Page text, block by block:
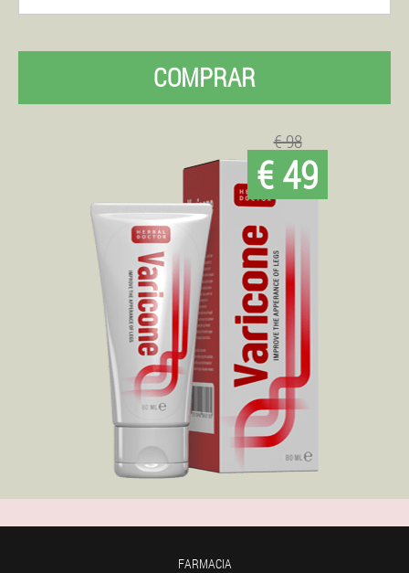
COMPRAR
€ 98
€ 49
FARMACIA